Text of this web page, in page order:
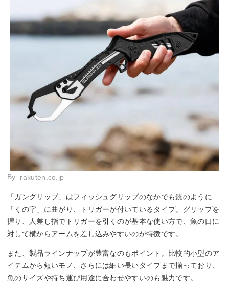
By: rakuten.co.jp
「ガングリップ」はフィッシュグリップのなかでも銃のように
「くの字」に曲がり、トリガーが付いているタイプ。グリップを
握り、人差し指でトリガーを引くのが基本な使い方で、魚の口に
対して横からアームを差し込みやすいのが特徴です。
また、製品ラインナップが豊富なのもポイント。比較的小型のア
イテムから短いモノ、さらには細い長いタイプまで揃っており、
魚のサイズや持ち運び用途に合わせやすいのも魅力です。